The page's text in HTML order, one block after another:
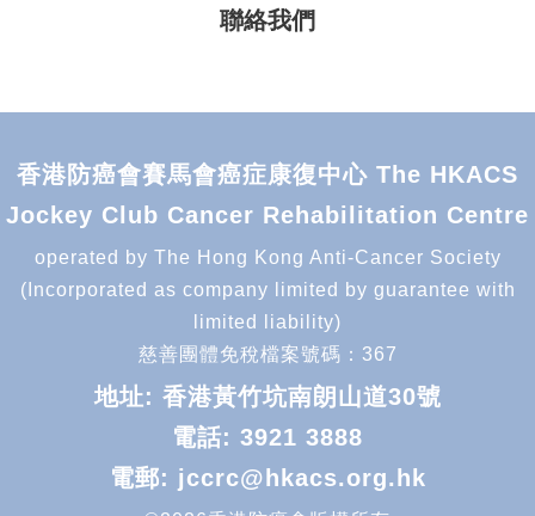
聯絡我們
香港防癌會賽馬會癌症康復中心 The HKACS
Jockey Club Cancer Rehabilitation Centre
operated by The Hong Kong Anti-Cancer Society
(Incorporated as company limited by guarantee with
limited liability)
慈善團體免稅檔案號碼：367
地址: 香港黃竹坑南朗山道30號
電話: 3921 3888
電郵: jccrc@hkacs.org.hk